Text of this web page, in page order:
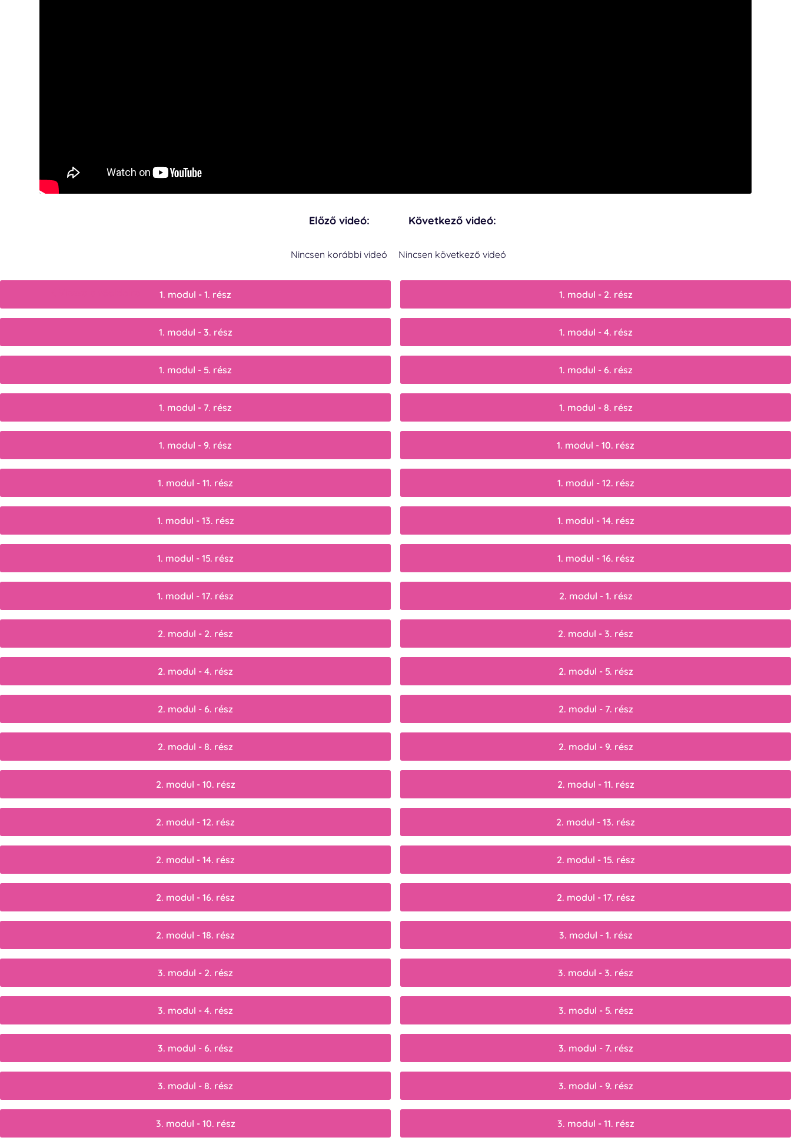
Előző videó:
Nincsen korábbi videó
Következő videó:
Nincsen következő videó
1. modul - 1. rész 1. modul - 2. rész
1. modul - 3. rész 1. modul - 4. rész
1. modul - 5. rész 1. modul - 6. rész
1. modul - 7. rész 1. modul - 8. rész
1. modul - 9. rész 1. modul - 10. rész
1. modul - 11. rész 1. modul - 12. rész
1. modul - 13. rész 1. modul - 14. rész
1. modul - 15. rész 1. modul - 16. rész
1. modul - 17. rész 2. modul - 1. rész
2. modul - 2. rész 2. modul - 3. rész
2. modul - 4. rész 2. modul - 5. rész
2. modul - 6. rész 2. modul - 7. rész
2. modul - 8. rész 2. modul - 9. rész
2. modul - 10. rész 2. modul - 11. rész
2. modul - 12. rész 2. modul - 13. rész
2. modul - 14. rész 2. modul - 15. rész
2. modul - 16. rész 2. modul - 17. rész
2. modul - 18. rész 3. modul - 1. rész
3. modul - 2. rész 3. modul - 3. rész
3. modul - 4. rész 3. modul - 5. rész
3. modul - 6. rész 3. modul - 7. rész
3. modul - 8. rész 3. modul - 9. rész
3. modul - 10. rész 3. modul - 11. rész